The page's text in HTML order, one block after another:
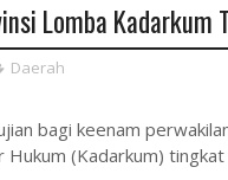
Lomba Kadarkum
Daerah
bagi keenam
(Kadarkum) tingkat